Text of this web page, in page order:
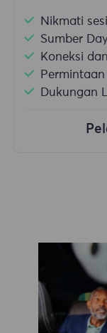
Nikmati
Sumber
Koneksi
Dukungan